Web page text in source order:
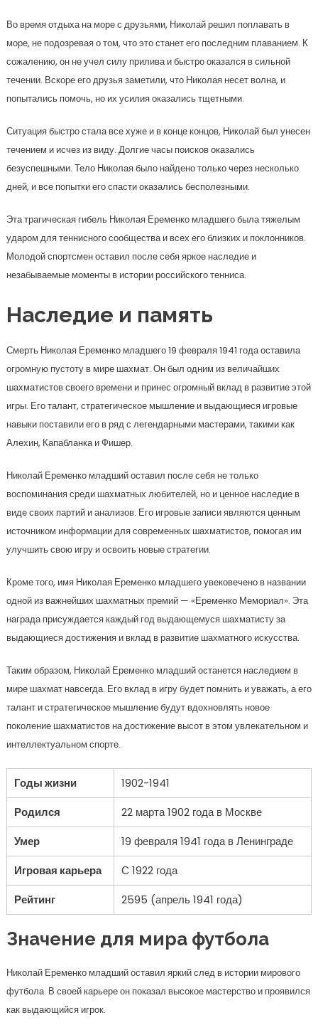
Во время отдыха на море с друзьями, Николай решил поплавать в
море, не подозревая о том, что это станет его последним плаванием. К
сожалению, он не учел силу прилива и быстро оказался в сильной
течении. Вскоре его друзья заметили, что Николая несет волна, и
попытались помочь, но их усилия оказались тщетными.
Ситуация быстро стала все хуже и в конце концов, Николай был унесен
течением и исчез из виду. Долгие часы поисков оказались
безуспешными. Тело Николая было найдено только через несколько
дней, и все попытки его спасти оказались бесполезными.
Эта трагическая гибель Николая Еременко младшего была тяжелым
ударом для теннисного сообщества и всех его близких и поклонников.
Молодой спортсмен оставил после себя яркое наследие и
незабываемые моменты в истории российского тенниса.
Наследие и память
Смерть Николая Еременко младшего 19 февраля 1941 года оставила
огромную пустоту в мире шахмат. Он был одним из величайших
шахматистов своего времени и принес огромный вклад в развитие этой
игры. Его талант, стратегическое мышление и выдающиеся игровые
навыки поставили его в ряд с легендарными мастерами, такими как
Алехин, Капабланка и Фишер.
Николай Еременко младший оставил после себя не только
воспоминания среди шахматных любителей, но и ценное наследие в
виде своих партий и анализов. Его игровые записи являются ценным
источником информации для современных шахматистов, помогая им
улучшить свою игру и освоить новые стратегии.
Кроме того, имя Николая Еременко младшего увековечено в названии
одной из важнейших шахматных премий — «Еременко Мемориал». Эта
награда присуждается каждый год выдающемуся шахматисту за
выдающиеся достижения и вклад в развитие шахматного искусства.
Таким образом, Николай Еременко младший останется наследием в
мире шахмат навсегда. Его вклад в игру будет помнить и уважать, а его
талант и стратегическое мышление будут вдохновлять новое
поколение шахматистов на достижение высот в этом увлекательном и
интеллектуальном спорте.
Годы жизни
1902-1941
Родился
22 марта 1902 года в Москве
Умер
19 февраля 1941 года в Ленинграде
Игровая карьера
С 1922 года
Рейтинг
2595 (апрель 1941 года)
Значение для мира футбола
Николай Еременко младший оставил яркий след в истории мирового
футбола. В своей карьере он показал высокое мастерство и проявился
как выдающийся игрок.